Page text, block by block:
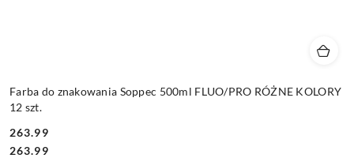
Farba do znakowania Soppec 500ml FLUO/PRO RÓŻNE KOLORY
12 szt.
Cena:
263.99
Cena:
263.99